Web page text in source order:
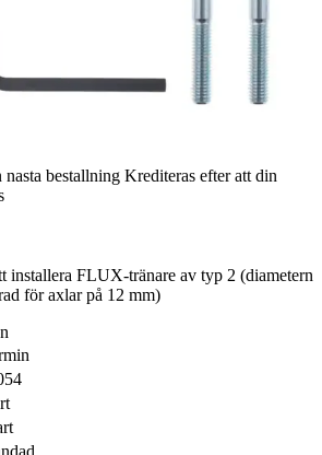
bestallning Krediteras efter att din
installera FLUX-tränare av typ 2 (diametern
för axlar på 12 mm)